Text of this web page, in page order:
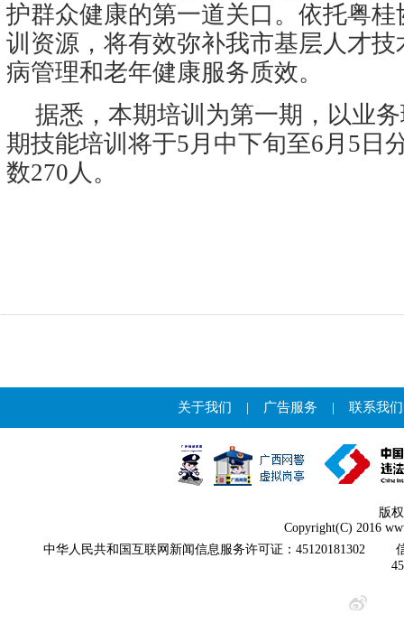
护群众健康的第一道关口。依托粤
训资源，将有效弥补我市基层人才
病管理和老年健康服务质效。
据悉，本期培训为第一期，以业
期技能培训将于5月中下旬至6月5日
数270人。
关于我们 | 广告服务 | 联系我们
版
Copyright(C) 2016
中华人民共和国互联网新闻信息服务许可证：45120181302